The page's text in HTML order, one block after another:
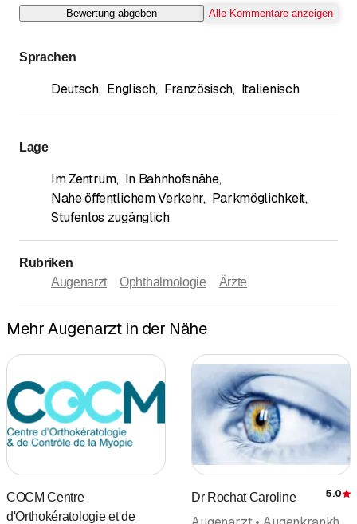
Bewertung abgeben Alle Kommentare anzeigen
Sprachen
Deutsch, Englisch, Französisch, Italienisch
Lage
Im Zentrum, In Bahnhofsnähe,
Nahe öffentlichem Verkehr, Parkmöglichkeit,
Stufenlos zugänglich
Rubriken
Augenarzt
Ophthalmologie Ärzte
Mehr Augenarzt in der Nähe
COCM Centre
d'Orthokératologie et de
Dr Rochat Caroline 5.0